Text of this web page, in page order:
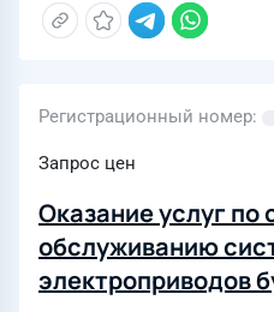
Регистрационный номер
Запрос цен
Оказание услуг по
обслуживанию
электроприводов